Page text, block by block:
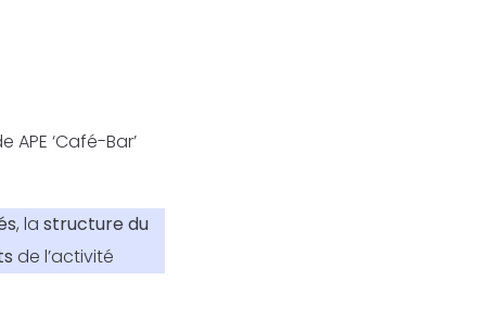
‘Café-Bar’
, lastructure du
de l’activité